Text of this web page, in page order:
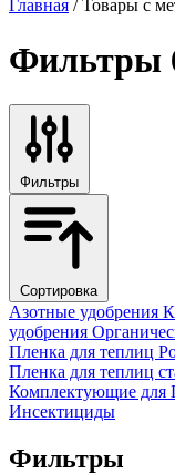
Главная / Товары с
Фильтры
Фильтры
Сортировка
Азотные удобрения
удобрения
Пленка для теплиц
Пленка для теплиц
Комплектующие
Инсектициды
Фильтры